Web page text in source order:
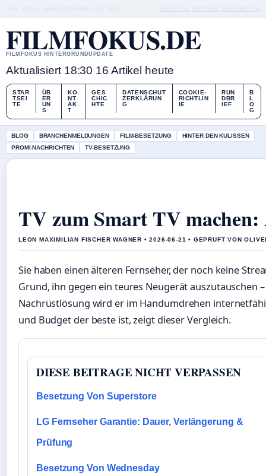
FILMFOKUS.DE
FILMFOKUS HINTERGRUNDUPDATE
Aktualisiert 18:30 16 Artikel heute
STAR
TSEI
TE
ÜB
ER
UN
S
KO
NT
AK
T
GES
CHIC
HTE
DATENSCHUT
ZERKLÄRUN
G
COOKIE-
RICHTLIN
IE
RUN
DBR
IEF
B
L
O
G
BLOG BRANCHENMELDUNGEN FILM-BESETZUNG
HINTER DEN KULISSEN
PROMI-NACHRICHTEN
TV-BESETZUNG
TV zum Smart TV
LEON MAXIMILIAN FISCHER WAGNER • 2026-06-21 • GEPRUFT VON
Sie haben einen älteren Fernseher, der noch keine
Grund, ihn gegen ein teures Neugerät auszutauschen
Nachrüstlösung wird er im Handumdrehen
und Budget der beste ist, zeigt dieser Vergleich.
DIESE BEITRAGE NICHT VERPASSEN
Besetzung Von Superstore
LG Fernseher Garantie: Dauer, Verlängerung &
Prüfung
Besetzung Von Wednesday